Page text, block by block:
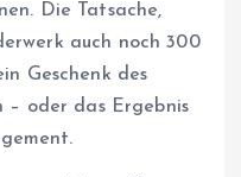
Die Tatsache,
auch noch 300
Geschenk des
– oder das Ergebnis